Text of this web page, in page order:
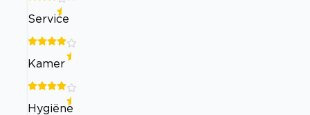
Service
Kamer
Hygiëne